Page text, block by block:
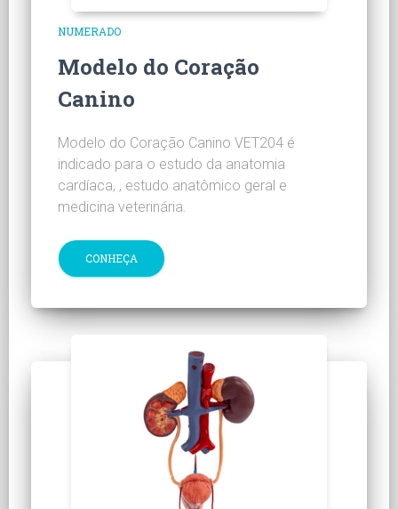
NUMERADO
Modelo do Coração
Canino
Modelo do Coração Canino VET204 é
indicado para o estudo da anatomia
cardíaca, , estudo anatômico geral e
medicina veterinária.
CONHEÇA